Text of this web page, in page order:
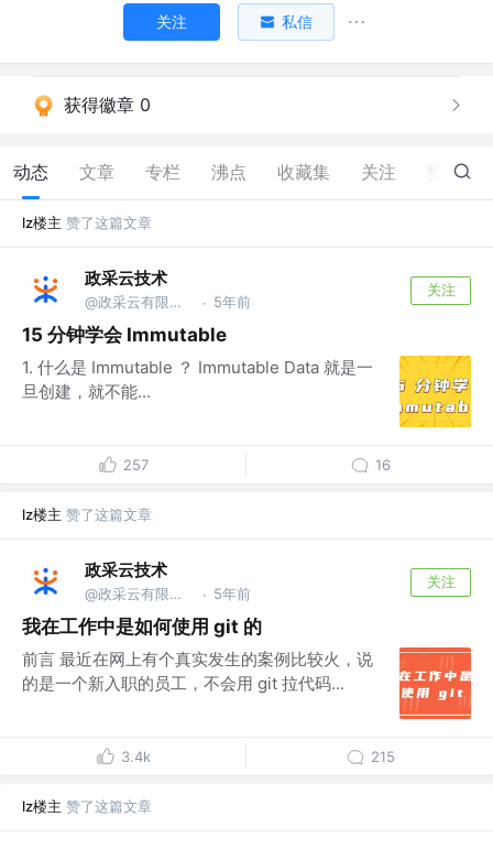
关注 私信
获得徽章 0
动态 文章 专栏 沸点 收藏集 关注 74
lz楼主 赞了这篇文章
政采云技术
@政采云有限公司@政采云技术 · 5年前
关注
15 分钟学会 Immutable
1. 什么是 Immutable ？ Immutable Data 就是一
旦创建，就不能...
257 16
lz楼主 赞了这篇文章
政采云技术
@政采云有限公司@政采云技术 · 5年前
关注
我在工作中是如何使用 git 的
前言 最近在网上有个真实发生的案例比较火，说
的是一个新入职的员工，不会用 git 拉代码...
3.4k 215
lz楼主 赞了这篇文章